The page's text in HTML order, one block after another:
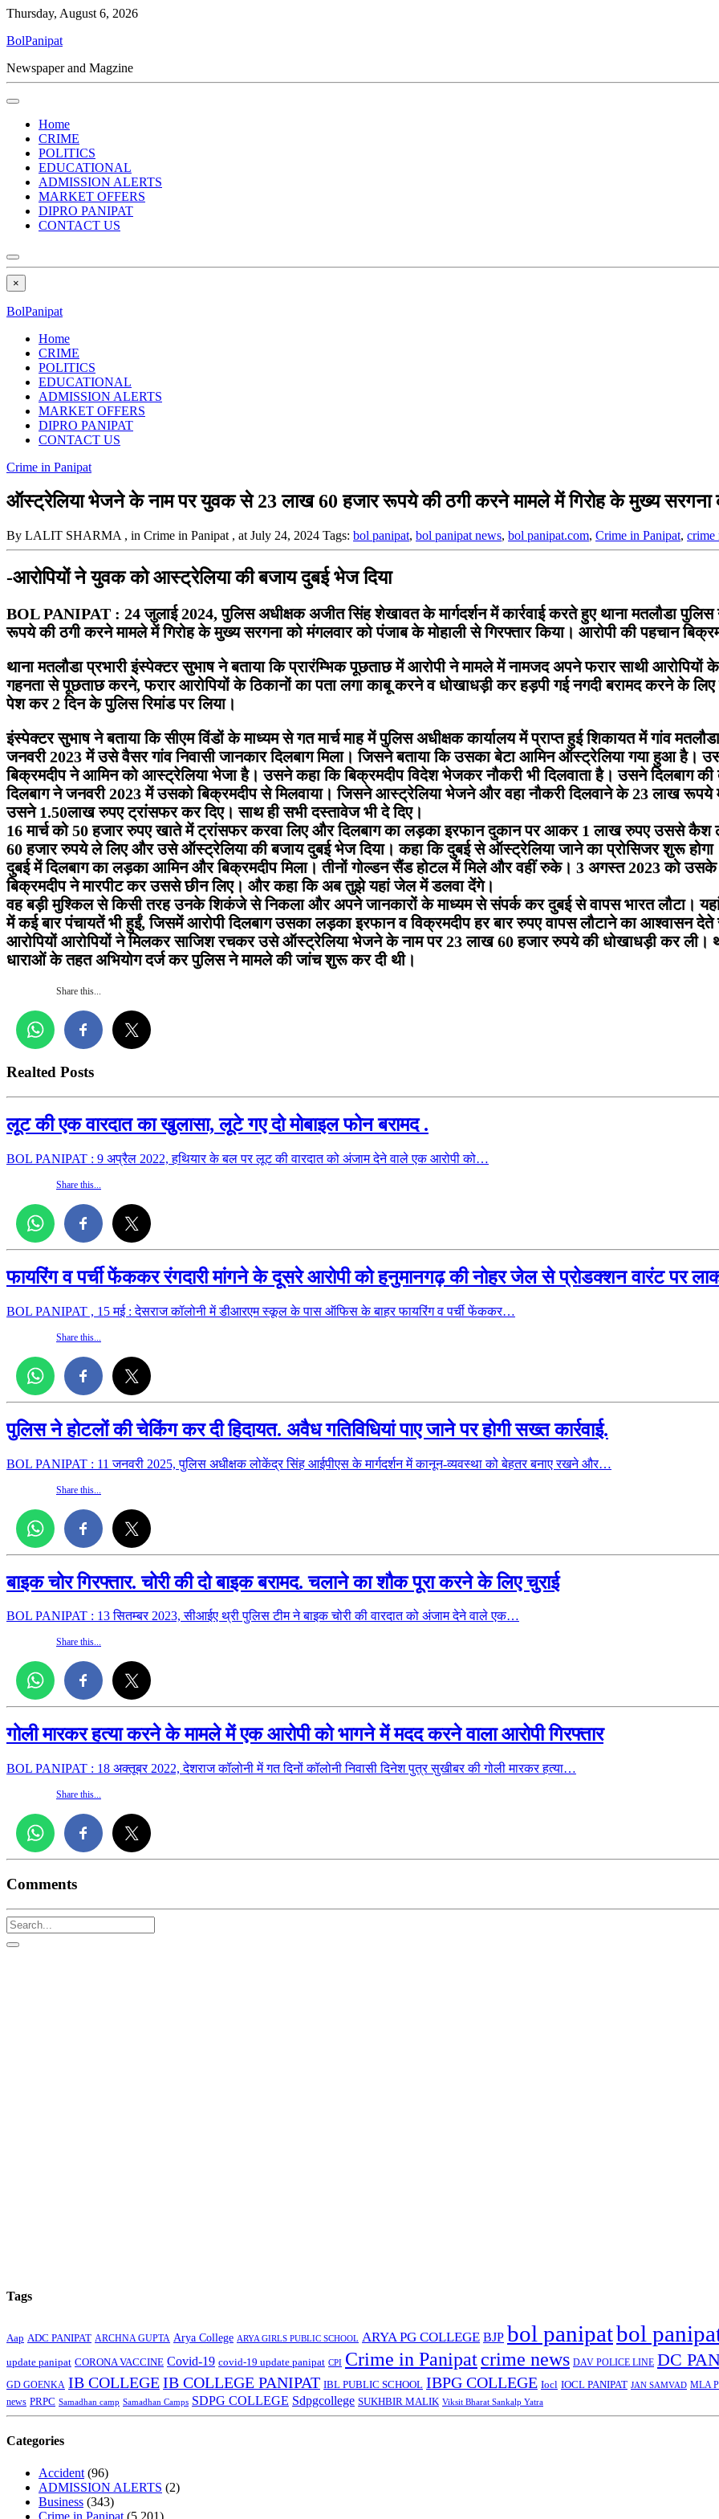
Thursday, August 6, 2026
BolPanipat
Newspaper and Magzine
Home
CRIME
POLITICS
EDUCATIONAL
ADMISSION ALERTS
MARKET OFFERS
DIPRO PANIPAT
CONTACT US
×
BolPanipat
Home
CRIME
POLITICS
EDUCATIONAL
ADMISSION ALERTS
MARKET OFFERS
DIPRO PANIPAT
CONTACT US
Crime in Panipat
ऑस्ट्रेलिया भेजने के नाम पर युवक से 23 लाख 60 हजार रूपये की ठगी करने मामले में गिरोह के मुख्य सरगना
By LALIT SHARMA , in Crime in Panipat , at July 24, 2024 Tags: bol panipat, bol panipat news, bol panipat.com, Crime in Panipat, crime
-आरोपियों ने युवक को आस्ट्रेलिया की बजाय दुबई भेज दिया
BOL PANIPAT : 24 जुलाई 2024, पुलिस अधीक्षक अजीत सिंह शेखावत के मार्गदर्शन में कार्रवाई करते हुए थाना मतलौडा
रूपये की ठगी करने मामले में गिरोह के मुख्य सरगना को मंगलवार को पंजाब के मोहाली से गिरफ्तार किया। आरोपी की पहचान
थाना मतलौडा प्रभारी इंस्पेक्टर सुभाष ने बताया कि प्रारंम्भिक पूछताछ में आरोपी ने मामले में नामजद अपने फरार साथी
गहनता से पूछताछ करने, फरार आरोपियों के ठिकानों का पता लगा काबू करने व धोखाधड़ी कर हड़पी गई नगदी बरामद करने के लिए
पेश कर 2 दिन के पुलिस रिमांड पर लिया।
इंस्पेक्टर सुभाष ने बताया कि सीएम विंडों के माध्यम से गत मार्च माह में पुलिस अधीक्षक कार्यालय में प्राप्त हुई शिकायत में गांव
जनवरी 2023 में उसे वैसर गांव निवासी जानकार दिलबाग मिला। जिसने बताया कि उसका बेटा आमिन ऑस्ट्रेलिया गया हुआ
बिक्रमदीप ने आमिन को आस्ट्रेलिया भेजा है। उसने कहा कि बिक्रमदीप विदेश भेजकर नौकरी भी दिलवाता है। उसने दिलबाग की
दिलबाग ने जनवरी 2023 में उसको बिक्रमदीप से मिलवाया। जिसने आस्ट्रेलिया भेजने और वहा नौकरी दिलवाने के 23 लाख
उसने 1.50लाख रुपए ट्रांसफर कर दिए। साथ ही सभी दस्तावेज भी दे दिए।
16 मार्च को 50 हजार रुपए खाते में ट्रांसफर करवा लिए और दिलबाग का लड़का इरफान दुकान पर आकर 1 लाख रुपए उससे
60 हजार रुपये ले लिए और उसे ऑस्ट्रेलिया की बजाय दुबई भेज दिया। कहा कि दुबई से ऑस्ट्रेलिया जाने का प्रोसिजर शुरू
दुबई में दिलबाग का लड़का आमिन और बिक्रमदीप मिला। तीनों गोल्डन सैंड होटल में मिले और वहीं रुके। 3 अगस्त 2023 को
बिक्रमदीप ने मारपीट कर उससे छीन लिए। और कहा कि अब तुझे यहां जेल में डलवा देंगे।
वह बड़ी मुश्किल से किसी तरह उनके शिकंजे से निकला और अपने जानकारों के माध्यम से संपर्क कर दुबई से वापस भारत लौटा।
में कई बार पंचायतें भी हुईं, जिसमें आरोपी दिलबाग उसका लड़का इरफान व विक्रमदीप हर बार रुपए वापस लौटाने का आश्वासन
आरोपियों आरोपियों ने मिलकर साजिश रचकर उसे ऑस्ट्रेलिया भेजने के नाम पर 23 लाख 60 हजार रुपये की धोखाधड़ी कर ली।
धाराओं के तहत अभियोग दर्ज कर पुलिस ने मामले की जांच शुरू कर दी थी।
Share this...
Realted Posts
लूट की एक वारदात का खुलासा, लूटे गए दो मोबाइल फोन बरामद .
BOL PANIPAT : 9 अप्रैल 2022, हथियार के बल पर लूट की वारदात को अंजाम देने वाले एक आरोपी को…
Share this...
फायरिंग व पर्ची फेंककर रंगदारी मांगने के दूसरे आरोपी को हनुमानगढ़ की नोहर जेल से प्रोडक्शन वारंट पर
BOL PANIPAT , 15 मई : देसराज कॉलोनी में डीआरएम स्कूल के पास ऑफिस के बाहर फायरिंग व पर्ची फेंककर…
Share this...
पुलिस ने होटलों की चेकिंग कर दी हिदायत. अवैध गतिविधियां पाए जाने पर होगी सख्त कार्रवाई.
BOL PANIPAT : 11 जनवरी 2025, पुलिस अधीक्षक लोकेंद्र सिंह आईपीएस के मार्गदर्शन में कानून-व्यवस्था को बेहतर बनाए रखने और…
Share this...
बाइक चोर गिरफ्तार. चोरी की दो बाइक बरामद. चलाने का शौक पूरा करने के लिए चुराई
BOL PANIPAT : 13 सितम्बर 2023, सीआईए थ्री पुलिस टीम ने बाइक चोरी की वारदात को अंजाम देने वाले एक…
Share this...
गोली मारकर हत्या करने के मामले में एक आरोपी को भागने में मदद करने वाला आरोपी गिरफ्तार
BOL PANIPAT : 18 अक्तूबर 2022, देशराज कॉलोनी में गत दिनों कॉलोनी निवासी दिनेश पुत्र सुखीबर की गोली मारकर हत्या…
Share this...
Comments
Tags
Aap ADC PANIPAT ARCHNA GUPTA Arya College ARYA GIRLS PUBLIC SCHOOL ARYA PG COLLEGE BJP bol panipatbol
update panipat CORONA VACCINE Covid-19 covid-19 update panipat CPI Crime in Panipatcrime news DAV POLICE LINE DC
GD GOENKA IB COLLEGEIB COLLEGE PANIPAT IBL PUBLIC SCHOOL IBPG COLLEGE Iocl IOCL PANIPAT JAN SAMVAD MLA
news PRPC Samadhan camp Samadhan Camps SDPG COLLEGE Sdpgcollege SUKHBIR MALIK Viksit Bharat Sankalp Yatra
Categories
Accident (96)
ADMISSION ALERTS (2)
Business (343)
Crime in Panipat (5,201)